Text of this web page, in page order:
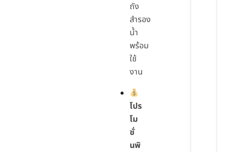
ถัง
สำรอง
น้ำ
พร้อม
ใช้
งาน
โปร
โม
ชั่
นพิ